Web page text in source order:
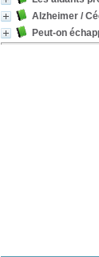
Alzheimer/
Peut-on